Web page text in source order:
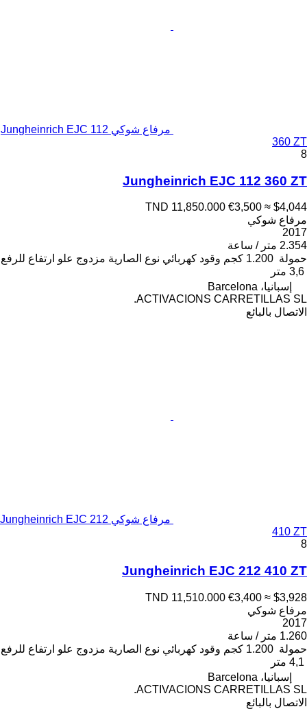
مرفاع شوكي Jungheinrich EJC 112
360 ZT
8
Jungheinrich EJC 112 360 ZT
TND 11,850.000 €3,500 ≈ $4,044
مرفاع شوكي
2017
2.354 متر / ساعة
حمولة 1.200 كجم وقود كهربائي نوع الصارية مزدوج علو ارتفاع للرفع
3,6 متر
إسبانيا، Barcelona
ACTIVACIONS CARRETILLAS SL.
الاتصال بالبائع
مرفاع شوكي Jungheinrich EJC 212
410 ZT
8
Jungheinrich EJC 212 410 ZT
TND 11,510.000 €3,400 ≈ $3,928
مرفاع شوكي
2017
1.260 متر / ساعة
حمولة 1.200 كجم وقود كهربائي نوع الصارية مزدوج علو ارتفاع للرفع
4,1 متر
إسبانيا، Barcelona
ACTIVACIONS CARRETILLAS SL.
الاتصال بالبائع